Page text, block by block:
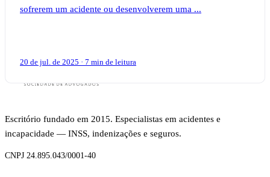
sofrerem um acidente ou desenvolverem uma ...
20 de jul. de 2025 · 7 min de leitura
Escritório fundado em 2015. Especialistas em acidentes e
incapacidade — INSS, indenizações e seguros.
CNPJ 24.895.043/0001-40